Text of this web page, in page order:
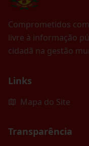
Comprometidos
livre à informação
cidadã na gestão
Links
Mapa do Site
Transparência